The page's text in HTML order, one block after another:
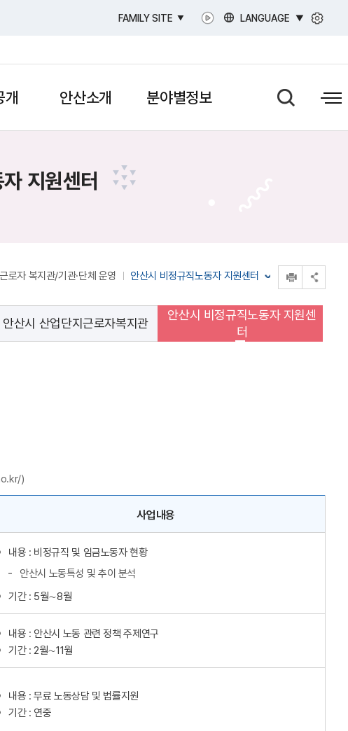
FAMILY SITE LANGUAGE
개 안산소개 분야별정보
지원센터
근로자 복지관/기관·단체 운영 안산시 비정규직노동자 지원센터
안산시 산업단지근로자복지관
안산시 비정규직노동자 지원센
터
)
사업내용
내용 : 비정규직 및 임금노동자 현황
안산시 노동특성 및 추이 분석
기간 : 5월∼8월
내용 : 안산시 노동 관련 정책 주제연구
기간 : 2월∼11월
내용 : 무료 노동상담 및 법률지원
기간 : 연중